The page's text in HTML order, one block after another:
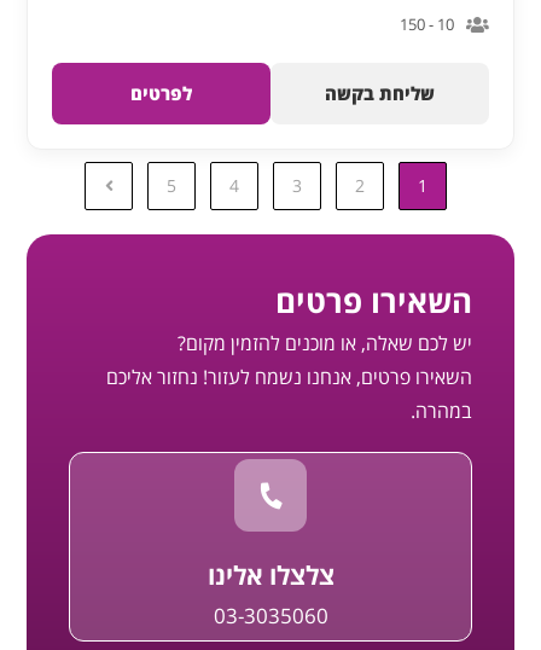
10 - 150
שליחת בקשה לפרטים
1
2
3
4
5
השאירו פרטים
יש לכם שאלה, או מוכנים להזמין מקום?
השאירו פרטים, אנחנו נשמח לעזור! נחזור אליכם
במהרה.
צלצלו אלינו
03-3035060